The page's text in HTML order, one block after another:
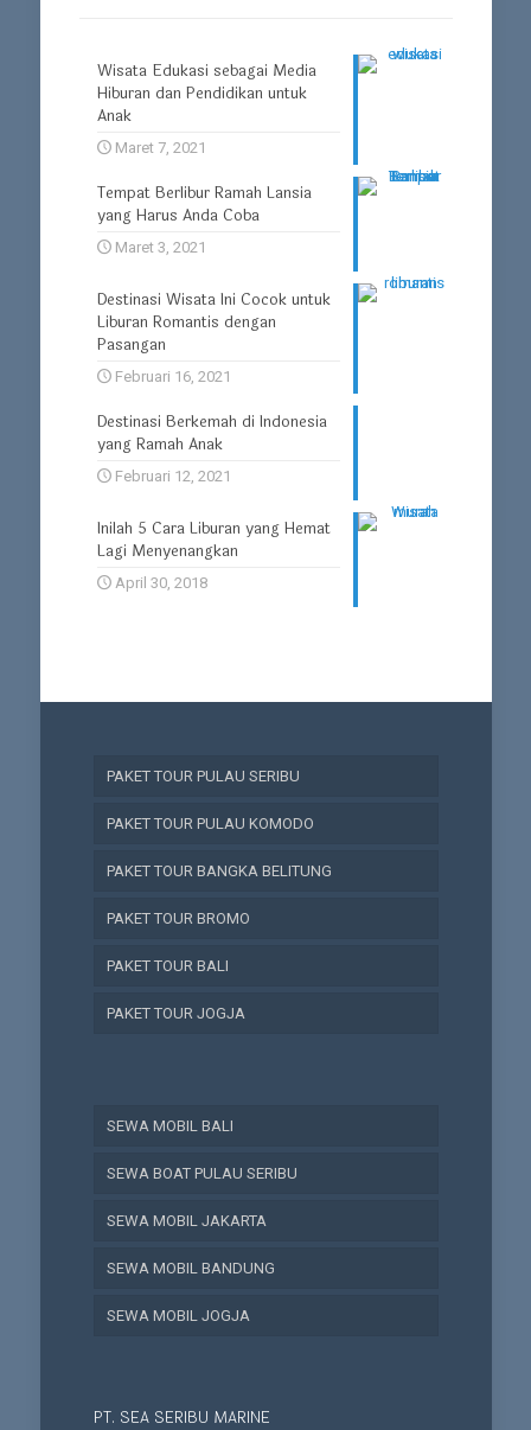
Wisata Edukasi sebagai Media
Hiburan dan Pendidikan untuk
Anak
Maret 7, 2021
Tempat Berlibur Ramah Lansia
yang Harus Anda Coba
Maret 3, 2021
Destinasi Wisata Ini Cocok untuk
Liburan Romantis dengan
Pasangan
Februari 16, 2021
Destinasi Berkemah di Indonesia
yang Ramah Anak
Februari 12, 2021
Inilah 5 Cara Liburan yang Hemat
Lagi Menyenangkan
April 30, 2018
PAKET TOUR PULAU SERIBU
PAKET TOUR PULAU KOMODO
PAKET TOUR BANGKA BELITUNG
PAKET TOUR BROMO
PAKET TOUR BALI
PAKET TOUR JOGJA
SEWA MOBIL BALI
SEWA BOAT PULAU SERIBU
SEWA MOBIL JAKARTA
SEWA MOBIL BANDUNG
SEWA MOBIL JOGJA
PT. SEA SERIBU MARINE